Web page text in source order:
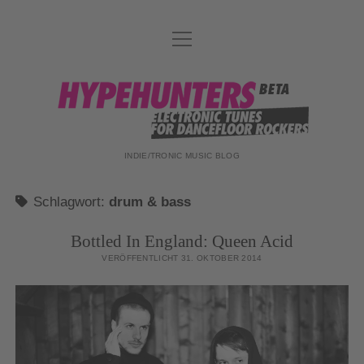
DATENSCHUTZ
DJ-TEAM
ABOUT
Menü
öffnen
hypehunters
INDIE/TRONIC MUSIC BLOG
Schlagwort: drum & bass
Bottled In England: Queen Acid
VERÖFFENTLICHT 31. OKTOBER 2014